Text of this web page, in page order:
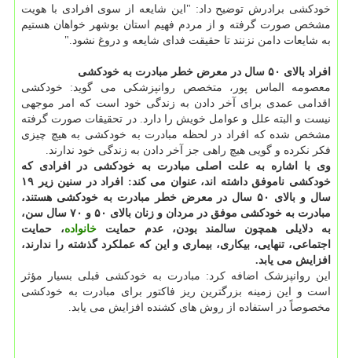
خودکشی برادرش توضیح داد: "این شایعه از سوی افرادی با هویت
مشخص صورت گرفته و از مردم فهیم استان بوشهر خواهان هستیم
به شایعات دامن نزنند تا حقیقت فدای شایعه و دروغ نشود."
افراد بالای ۵۰ سال در معرض خطر مبادرت به خودکشی
معصومه الماس پور، متخصص روانپزشکی می گوید: خودکشی
اقدامی عمدی برای آخر دادن به زندگی خود است که امر موجهی
نیست و البته علل و عوامل خویش را دارد. در تحقیقات صورت گرفته
مشخص شده که افراد در لحظه مبادرت به خودکشی به هیچ چیزی
فکر نکرده و گویی هیچ راهی جز آخر دادن به زندگی خود ندارند.
وی با اشاره به علت اصلی مبادرت به خودکشی در افرادی که
خودکشی ناموفق داشته اند، عنوان می کند: افراد در سنین زیر ۱۹
سال و بالای ۵۰ سال در معرض خطر مبادرت به خودکشی هستند،
مبادرت به خودکشی موفق در مردان و زنان بالای ۵۰ و ۷۰ سال سن،
به دلایلی همچون سالمند بودن، عدم حمایتخانواده، حمایت
اجتماعی، تنهایی، بیکاری، بیماری و این که عملکرد گذشته را ندارند،
افزایش می یابد.
این روانپزشک اضافه کرد: مبادرت به خودکشی قبلی بسیار مؤثر
است و این زمینه بزرگترین ریز فاکتور برای مبادرت به خودکشی
مخصوصاً در استفاده از روش های کشنده افزایش می یابد.